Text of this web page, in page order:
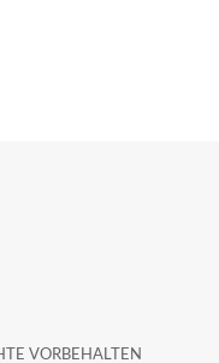
VORBEHALTEN